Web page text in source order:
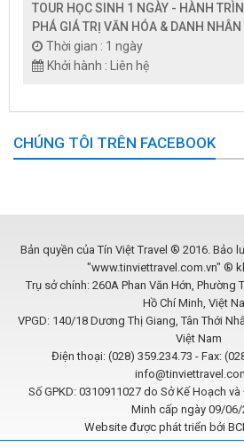
TOUR HỌC SINH 1 NGÀY - HÀNH
PHÁ GIÁ TRỊ VĂN HÓA & DANH NHÂN
Thời gian : 1 ngày
Khởi hành : Liên hệ
CHÚNG TÔI TRÊN FACEBOOK
Bản quyền của Tín Việt Travel ® 2016. Bảo
"www.tinviettravel.com.vn" ®
Trụ sở chính: 260A Phan Văn Hớn, Phường
Hồ Chí Minh, Việt
VPGD: 140/18 Dương Thị Giang, Tân Thới
Việt Nam
Điện thoại: (028) 359.234.73 - Fax:
Số GPKD: 0310911027 do Sở Kế Hoạch
Minh cấp ngày 09/06/
Website được phát triển bởi